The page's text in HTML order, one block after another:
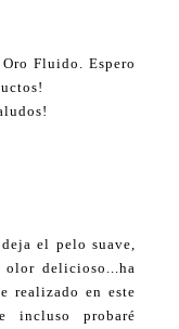
Fluido. Espero
el pelo suave,
delicioso...ha
realizado en este
incluso probaré